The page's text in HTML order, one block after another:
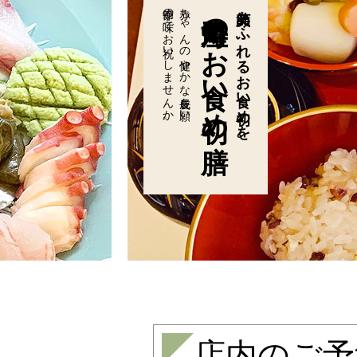
笑顔あふれるお食い初めを。
寿司屋のお食い初め膳
赤ちゃんの健やかな成長を願い
季節の味でお祝いしませんか。